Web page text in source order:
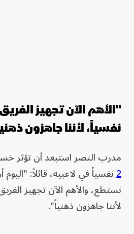
"الأهم الآن تجهيز
نفسياً، لأننا جاهزون
مدرب النصر استبعد أن تؤثر
2نفسياً في لاعبيه، قائلاً: "اليوم
نستطع، والأهم الآن تجهيز
لأننا جاهزون ذهنياً".